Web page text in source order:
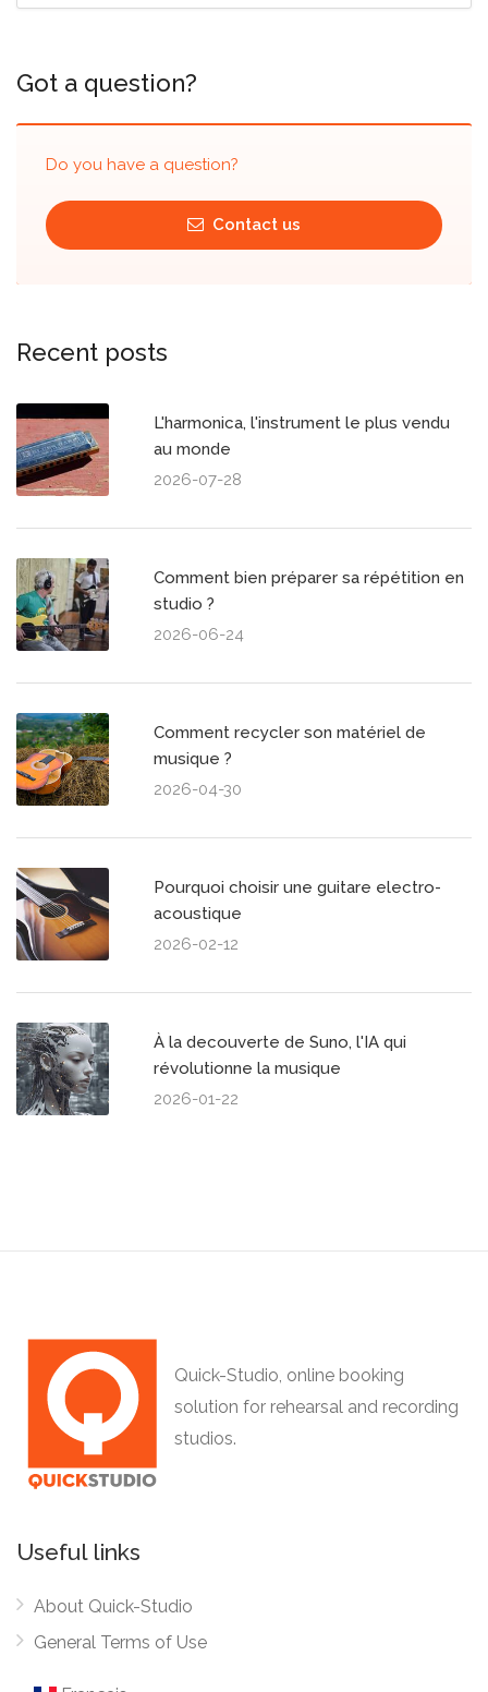
Got a question?
Do you have a question?
Contact us
Recent posts
L'harmonica, l'instrument le plus vendu
au monde
2026-07-28
Comment bien préparer sa répétition en
studio ?
2026-06-24
Comment recycler son matériel de
musique ?
2026-04-30
Pourquoi choisir une guitare electro-
acoustique
2026-02-12
À la decouverte de Suno, l'IA qui
révolutionne la musique
2026-01-22
Quick-Studio, online booking
solution for rehearsal and recording
studios.
Useful links
About Quick-Studio
General Terms of Use